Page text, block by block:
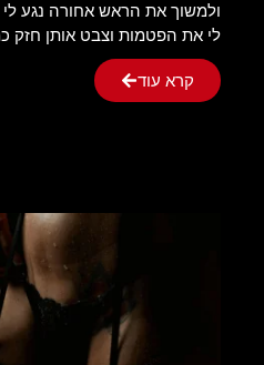
ולמשוך את הראש אחורה נגע לי
לי את הפטמות וצבט אותן חזק
קרא עוד